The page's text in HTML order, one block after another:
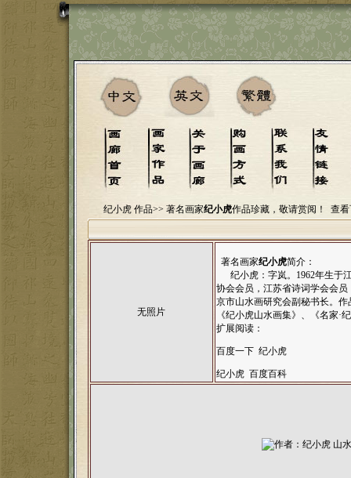
纪小虎 作品>> 著名画家纪小虎作品珍藏，敬请赏阅！ 查
无照片
著名画家纪小虎简介：
纪小虎：字岚。1962年生于
协会会员，江苏省诗词学会会
京市山水画研究会副秘书长。作
《纪小虎山水画集》、《名家·
扩展阅读：
百度一下 纪小虎
纪小虎 百度百科